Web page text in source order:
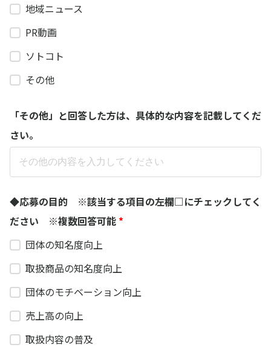
地域ニュース
PR動画
ソトコト
その他
「その他」と回答した方は、具体的な内容を記載してくだ
さい。​
◆応募の目的 ※該当する項目の左欄□にチェックしてく
ださい ※複数回答可能 *
団体の知名度向上
取扱商品の知名度向上
団体のモチベーション向上
売上高の向上
取扱内容の普及